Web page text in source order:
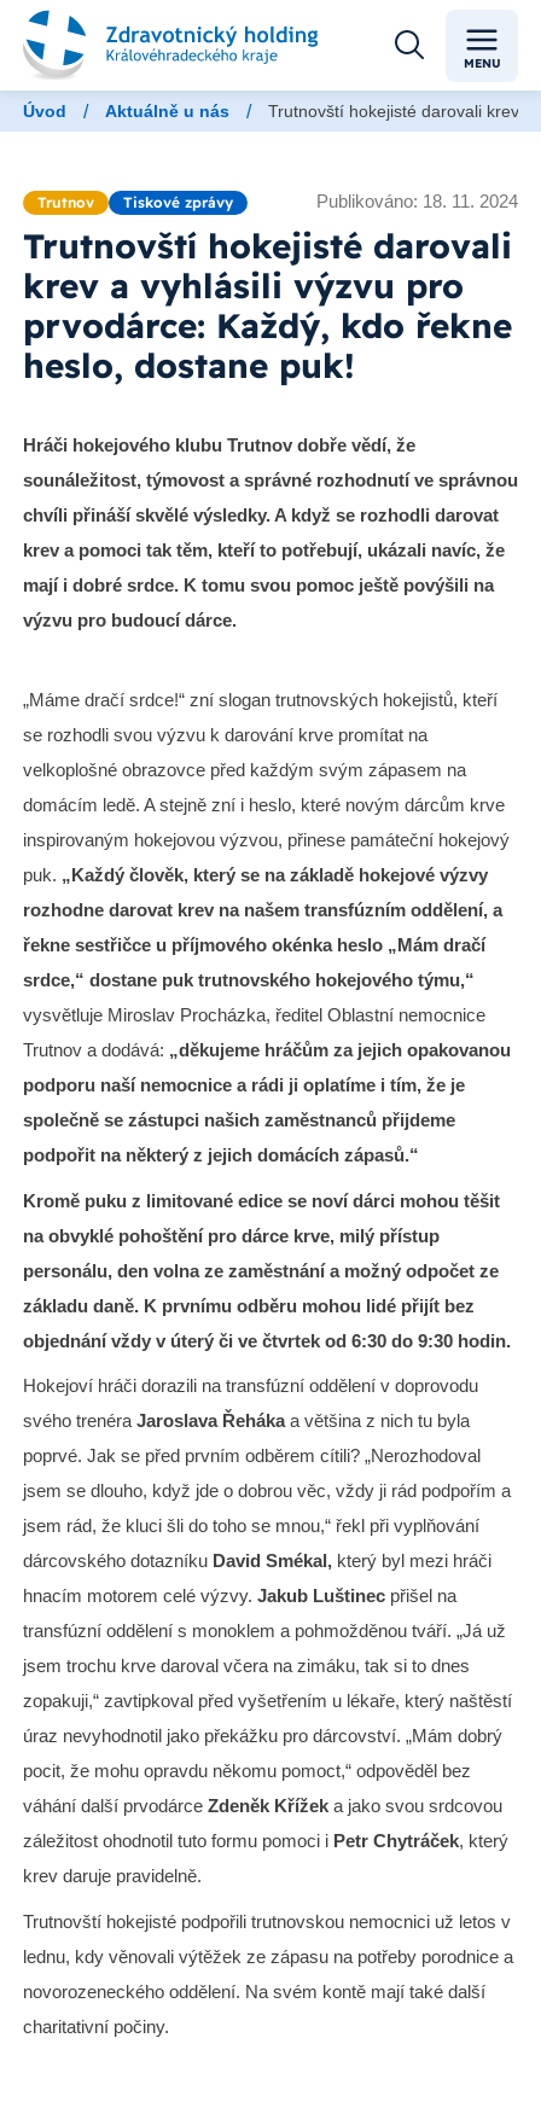
MENU
Úvod / Aktuálně u nás / Trutnovští hokejisté darovali krev
Trutnov Tiskové zprávy Publikováno: 18. 11. 2024
Trutnovští hokejisté darovali
krev a vyhlásili výzvu pro
prvodárce: Každý, kdo řekne
heslo, dostane puk!
Hráči hokejového klubu Trutnov dobře vědí, že
sounáležitost, týmovost a správné rozhodnutí ve správnou
chvíli přináší skvělé výsledky. A když se rozhodli darovat
krev a pomoci tak těm, kteří to potřebují, ukázali navíc, že
mají i dobré srdce. K tomu svou pomoc ještě povýšili na
výzvu pro budoucí dárce.
„Máme dračí srdce!“ zní slogan trutnovských hokejistů, kteří
se rozhodli svou výzvu k darování krve promítat na
velkoplošné obrazovce před každým svým zápasem na
domácím ledě. A stejně zní i heslo, které novým dárcům krve
inspirovaným hokejovou výzvou, přinese památeční hokejový
puk. „Každý člověk, který se na základě hokejové výzvy
rozhodne darovat krev na našem transfúzním oddělení, a
řekne sestřičce u příjmového okénka heslo „Mám dračí
srdce,“ dostane puk trutnovského hokejového týmu,“
vysvětluje Miroslav Procházka, ředitel Oblastní nemocnice
Trutnov a dodává: „děkujeme hráčům za jejich opakovanou
podporu naší nemocnice a rádi ji oplatíme i tím, že je
společně se zástupci našich zaměstnanců přijdeme
podpořit na některý z jejich domácích zápasů.“
Kromě puku z limitované edice se noví dárci mohou těšit
na obvyklé pohoštění pro dárce krve, milý přístup
personálu, den volna ze zaměstnání a možný odpočet ze
základu daně. K prvnímu odběru mohou lidé přijít bez
objednání vždy v úterý či ve čtvrtek od 6:30 do 9:30 hodin.
Hokejoví hráči dorazili na transfúzní oddělení v doprovodu
svého trenéraJaroslava Řehákaa většina z nich tu byla
poprvé. Jak se před prvním odběrem cítili? „Nerozhodoval
jsem se dlouho, když jde o dobrou věc, vždy ji rád podpořím a
jsem rád, že kluci šli do toho se mnou,“ řekl při vyplňování
dárcovského dotazníku David Smékal, který byl mezi hráči
hnacím motorem celé výzvy. Jakub Luštinec přišel na
transfúzní oddělení s monoklem a pohmožděnou tváří. „Já už
jsem trochu krve daroval včera na zimáku, tak si to dnes
zopakuji,“ zavtipkoval před vyšetřením u lékaře, který naštěstí
úraz nevyhodnotil jako překážku pro dárcovství. „Mám dobrý
pocit, že mohu opravdu někomu pomoct,“ odpověděl bez
váhání další prvodárce Zdeněk Křížek a jako svou srdcovou
záležitost ohodnotil tuto formu pomoci i Petr Chytráček, který
krev daruje pravidelně.
Trutnovští hokejisté podpořili trutnovskou nemocnici už letos v
lednu, kdy věnovali výtěžek ze zápasu na potřeby porodnice a
novorozeneckého oddělení. Na svém kontě mají také další
charitativní počiny.